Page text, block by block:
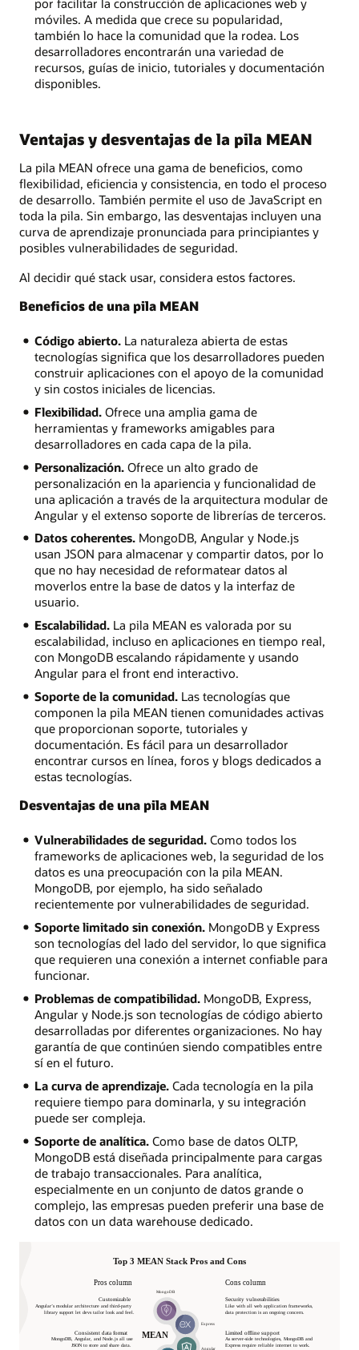
móviles. A medida que crece su popularidad,
también lo hace la comunidad que la rodea. Los
desarrolladores encontrarán una variedad de
recursos, guías de inicio, tutoriales y documentación
disponibles.
Ventajas y desventajas de la pila MEAN
La pila MEAN ofrece una gama de beneficios, como
flexibilidad, eficiencia y consistencia, en todo el proceso
de desarrollo. También permite el uso de JavaScript en
toda la pila. Sin embargo, las desventajas incluyen una
curva de aprendizaje pronunciada para principiantes y
posibles vulnerabilidades de seguridad.
Al decidir qué stack usar, considera estos factores.
Beneficios de una pila MEAN
Código abierto.La naturaleza abierta de estas
tecnologías significa que los desarrolladores pueden
construir aplicaciones con el apoyo de la comunidad
y sin costos iniciales de licencias.
Flexibilidad.Ofrece una amplia gama de
herramientas y frameworks amigables para
desarrolladores en cada capa de la pila.
Personalización.Ofrece un alto grado de
personalización en la apariencia y funcionalidad de
una aplicación a través de la arquitectura modular de
Angular y el extenso soporte de librerías de terceros.
Datos coherentes.MongoDB, Angular y Node.js
usan JSON para almacenar y compartir datos, por lo
que no hay necesidad de reformatear datos al
moverlos entre la base de datos y la interfaz de
usuario.
Escalabilidad.La pila MEAN es valorada por su
escalabilidad, incluso en aplicaciones en tiempo real,
con MongoDB escalando rápidamente y usando
Angular para el front end interactivo.
Soporte de la comunidad.Las tecnologías que
componen la pila MEAN tienen comunidades activas
que proporcionan soporte, tutoriales y
documentación. Es fácil para un desarrollador
encontrar cursos en línea, foros y blogs dedicados a
estas tecnologías.
Desventajas de una pila MEAN
Vulnerabilidades de seguridad.Como todos los
frameworks de aplicaciones web, la seguridad de los
datos es una preocupación con la pila MEAN.
MongoDB, por ejemplo, ha sido señalado
recientemente por vulnerabilidades de seguridad.
Soporte limitado sin conexión.MongoDB y Express
son tecnologías del lado del servidor, lo que significa
que requieren una conexión a internet confiable para
funcionar.
Problemas de compatibilidad.MongoDB, Express,
Angular y Node.js son tecnologías de código abierto
desarrolladas por diferentes organizaciones. No hay
garantía de que continúen siendo compatibles entre
sí en el futuro.
La curva de aprendizaje.Cada tecnología en la pila
requiere tiempo para dominarla, y su integración
puede ser compleja.
Soporte de analítica.Como base de datos OLTP,
MongoDB está diseñada principalmente para cargas
de trabajo transaccionales. Para analítica,
especialmente en un conjunto de datos grande o
complejo, las empresas pueden preferir una base de
datos con un data warehouse dedicado.